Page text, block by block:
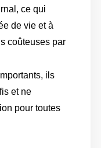
ce qui
de vie et à
coûteuses par
ils
et ne
pour toutes